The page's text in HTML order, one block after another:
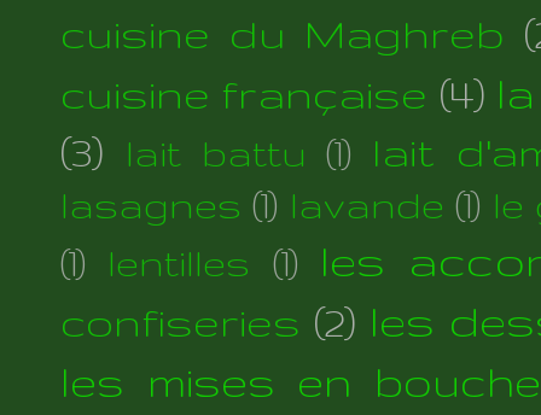
cuisine du Maghreb
cuisine française (4)
(3)
lait battu (1) lait
lasagnes (1) lavande (1) le
(1)
lentilles (1) les
confiseries (2) les
les mises en bouche